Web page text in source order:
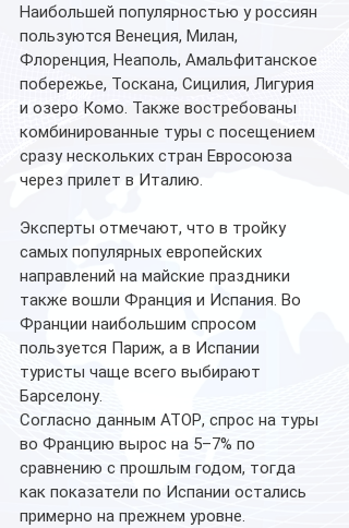
Наибольшей популярностью у россиян
пользуются Венеция, Милан,
Флоренция, Неаполь, Амальфитанское
побережье, Тоскана, Сицилия, Лигурия
и озеро Комо. Также востребованы
комбинированные туры с посещением
сразу нескольких стран Евросоюза
через прилет в Италию.
Эксперты отмечают, что в тройку
самых популярных европейских
направлений на майские праздники
также вошли Франция и Испания. Во
Франции наибольшим спросом
пользуется Париж, а в Испании
туристы чаще всего выбирают
Барселону.
Согласно данным АТОР, спрос на туры
во Францию вырос на 5–7% по
сравнению с прошлым годом, тогда
как показатели по Испании остались
примерно на прежнем уровне.